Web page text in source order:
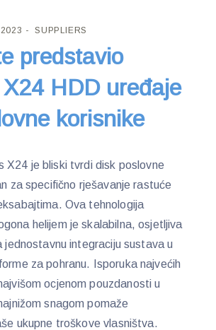
SUPPLIERS
predstavio
HDD uređaje
korisnike
X24 je bliski tvrdi disk poslovne
za specifično rješavanje rastuće
Ova tehnologija
helijem je skalabilna, osjetljiva
jednostavnu integraciju sustava u
za pohranu. Isporuka najvećih
ocjenom pouzdanosti u
snagom pomaže
ukupne troškove vlasništva.